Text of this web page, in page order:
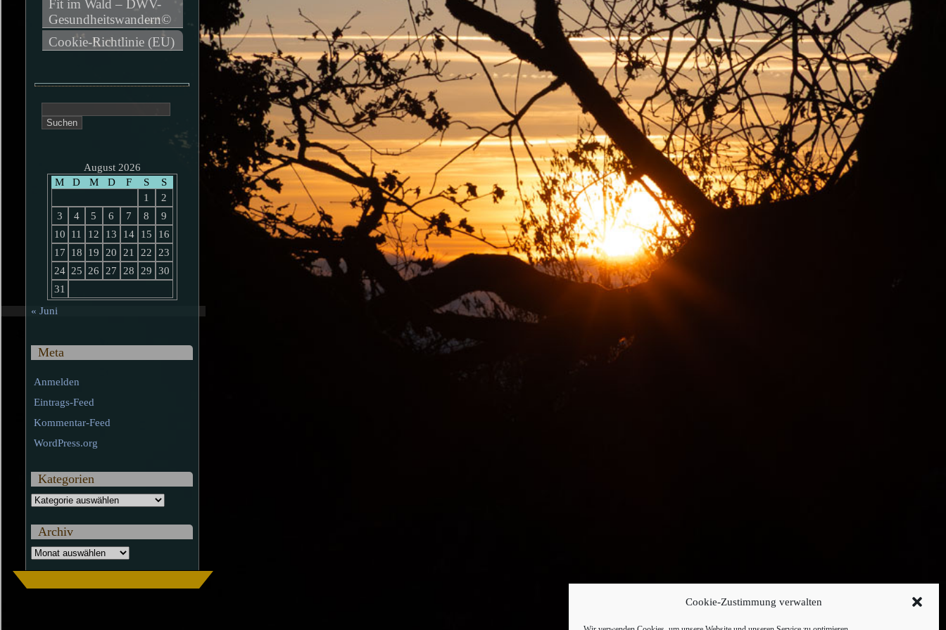
Cookie-Zustimmung verwalten
Fit im Wald – DWV-
Gesundheitswandern©
Cookie-Richtlinie (EU)
nach:
August 2026
M
D M D F S
S
1
2
3
4 5 6 7 8
9
10
11 12 13 14 15
16
17
18 19 20 21 22
23
24 25 26 27 28 29
30
31
« Juni
Meta
Anmelden
Eintrags-Feed
Kommentar-Feed
WordPress.org
Kategorien
Kategorien
Archiv
Archiv